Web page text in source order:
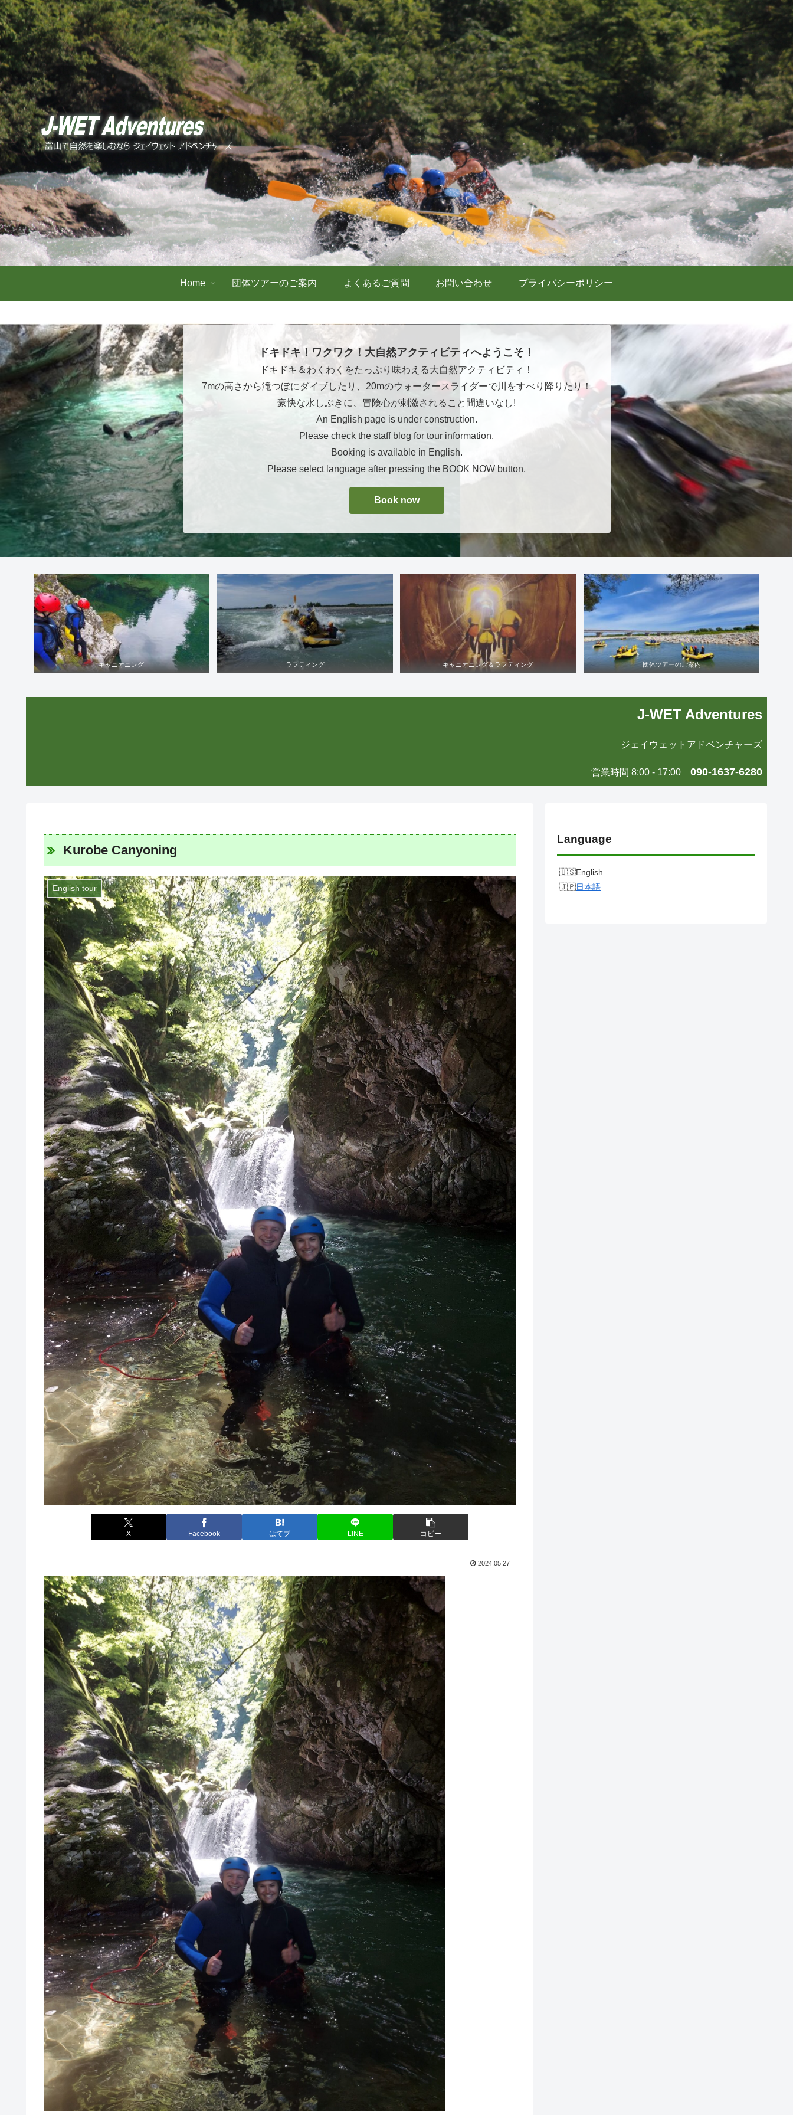
Home 団体ツアーのご案内 よくあるご質問 お問い合わせ プライバシーポリシー
ドキドキ！ワクワク！大自然アクティビティへようこそ！
ドキドキ＆わくわくをたっぷり味わえる大自然アクティビティ！
7mの高さから滝つぼにダイブしたり、20mのウォータースライダーで川をすべり降りたり！
豪快な水しぶきに、冒険心が刺激されること間違いなし!
An English page is under construction.
Please check the staff blog for tour information.
Booking is available in English.
Please select language after pressing the BOOK NOW button.
Book now
キャニオニング ラフティング キャニオニング＆ラフティング 団体ツアーのご案内
J-WET Adventures
ジェイウェットアドベンチャーズ
営業時間 8:00 - 17:00 090-1637-6280
Kurobe Canyoning
English tour
X Facebook はてブ LINE コピー
2024.05.27
Language
English
日本語